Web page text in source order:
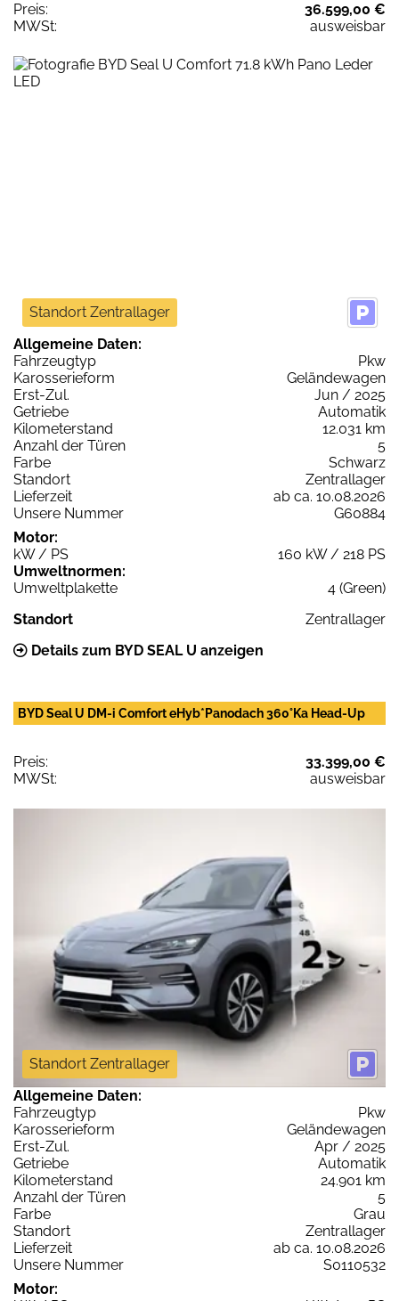
Preis:
36.599,00 €
MWSt:
ausweisbar
Standort Zentrallager
Allgemeine Daten:
Fahrzeugtyp
Pkw
Karosserieform
Geländewagen
Erst-Zul.
Jun / 2025
Getriebe
Automatik
Kilometerstand
12.031 km
Anzahl der Türen
5
Farbe
Schwarz
Standort
Zentrallager
Lieferzeit
ab ca. 10.08.2026
Unsere Nummer
G60884
Motor:
kW / PS
160 kW / 218 PS
Umweltnormen:
Umweltplakette
4 (Green)
Standort
Zentrallager
Details zum BYD SEAL U anzeigen
BYD Seal U DM-i Comfort eHyb*Panodach 360°Ka Head-Up
Preis:
33.399,00 €
MWSt:
ausweisbar
Standort Zentrallager
Allgemeine Daten:
Fahrzeugtyp
Pkw
Karosserieform
Geländewagen
Erst-Zul.
Apr / 2025
Getriebe
Automatik
Kilometerstand
24.901 km
Anzahl der Türen
5
Farbe
Grau
Standort
Zentrallager
Lieferzeit
ab ca. 10.08.2026
Unsere Nummer
S0110532
Motor: